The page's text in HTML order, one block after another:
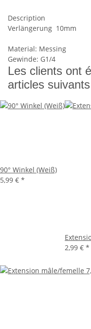
Description
Verlängerung 10mm
Material: Messing
Gewinde: G1/4
Les clients ont
articles
90° Winkel (Weiß)
5,99 € *
2,99 € *